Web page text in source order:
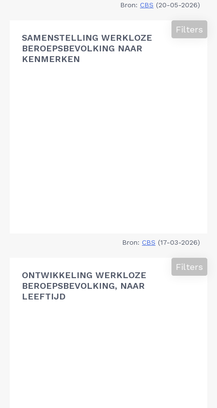
Bron: CBS (20-05-2026)
SAMENSTELLING WERKLOZE
BEROEPSBEVOLKING NAAR
KENMERKEN
Filters
Bron: CBS (17-03-2026)
ONTWIKKELING WERKLOZE
BEROEPSBEVOLKING, NAAR
LEEFTIJD
Filters